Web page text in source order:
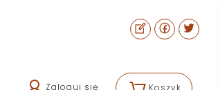
Zaloguj się Koszyk